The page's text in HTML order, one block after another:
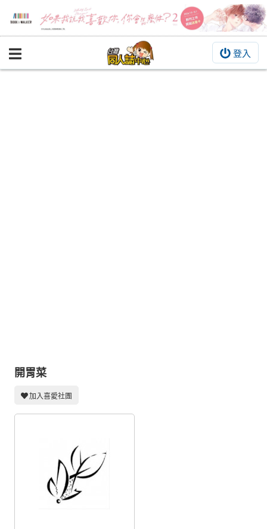
登入
BOOKY書集倉庫
攤位轉讓區
會員功能選單
註冊會員
登入
開胃菜
加入喜愛社團